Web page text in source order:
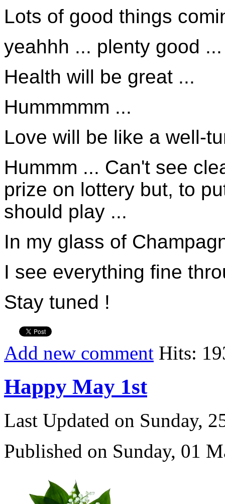
Lots of good things
yeahhh ... plenty good ...
Health will be great ...
Hummmmm ...
Love will be like a well-
Hummm ... Can't see
prize on lottery but, to
should play ...
In my glass of
I see everything fine
Stay tuned !
Add new comment Hits:
Happy May 1st
Last Updated on Sunday,
Published on Sunday, 01